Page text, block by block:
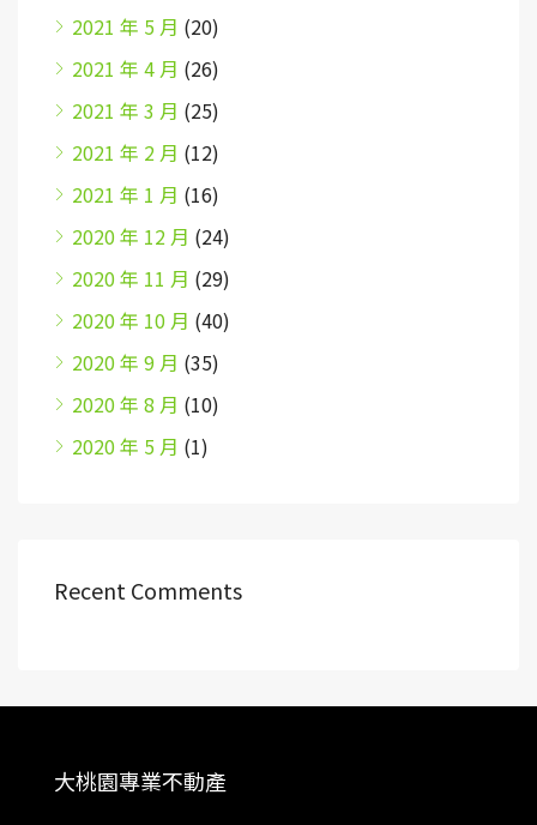
2021 年 5 月 (20)
2021 年 4 月 (26)
2021 年 3 月 (25)
2021 年 2 月 (12)
2021 年 1 月 (16)
2020 年 12 月 (24)
2020 年 11 月 (29)
2020 年 10 月 (40)
2020 年 9 月 (35)
2020 年 8 月 (10)
2020 年 5 月 (1)
Recent Comments
大桃園專業不動產